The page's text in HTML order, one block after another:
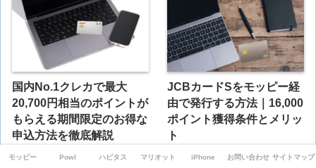
国内No.1クレカで最大
20,700円相当のポイントが
もらえる期間限定のお得な
申込方法を徹底解説
【2026年最新】
JCBカードSをモッピー経
由で発行する方法｜16,000
ポイント獲得条件とメリッ
ト
モッピー Powl ハピタス マリオット iPhone お問い合わせ サイトマップ